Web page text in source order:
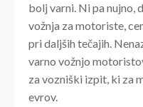
bolj varni. Ni pa nujno,
vožnja za motoriste,
pri daljših tečajih.
varno vožnjo
za vozniški izpit, ki za
evrov.